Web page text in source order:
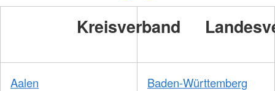
Kreisverband
Aalen Baden-Württemberg
DRKS